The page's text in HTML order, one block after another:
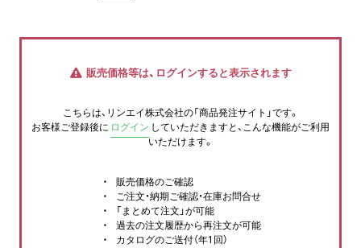
販売価格等は、ログインすると表示されます
こちらは、リンエイ株式会社の「商品発注サイト」です。
お客様ご登録後に ログイン していただきますと、こんな機能がご利用
いただけます。
販売価格のご確認
ご注文・納期ご確認・在庫お問合せ
「まとめて注文」が可能
過去の注文履歴から再注文が可能
カタログのご送付（年1回）